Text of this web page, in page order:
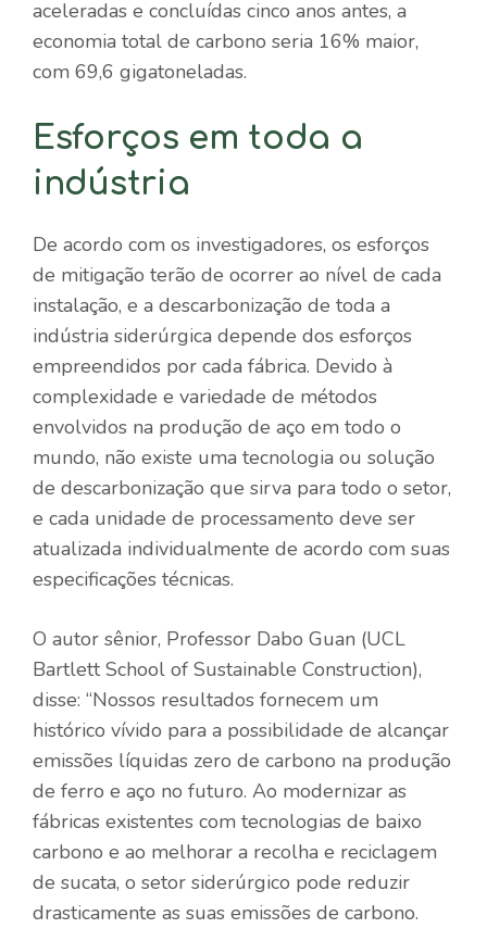
aceleradas e concluídas cinco anos antes, a
economia total de carbono seria 16% maior,
com 69,6 gigatoneladas.
Esforços em toda a
indústria
De acordo com os investigadores, os esforços
de mitigação terão de ocorrer ao nível de cada
instalação, e a descarbonização de toda a
indústria siderúrgica depende dos esforços
empreendidos por cada fábrica. Devido à
complexidade e variedade de métodos
envolvidos na produção de aço em todo o
mundo, não existe uma tecnologia ou solução
de descarbonização que sirva para todo o setor,
e cada unidade de processamento deve ser
atualizada individualmente de acordo com suas
especificações técnicas.
O autor sênior, Professor Dabo Guan (UCL
Bartlett School of Sustainable Construction),
disse: “Nossos resultados fornecem um
histórico vívido para a possibilidade de alcançar
emissões líquidas zero de carbono na produção
de ferro e aço no futuro. Ao modernizar as
fábricas existentes com tecnologias de baixo
carbono e ao melhorar a recolha e reciclagem
de sucata, o setor siderúrgico pode reduzir
drasticamente as suas emissões de carbono.